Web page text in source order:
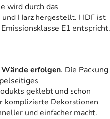
wird durch das
Harz hergestellt. HDF ist
E1 entspricht.
Wände erfolgen. Die Packung
geklebt und schon
komplizierte Dekorationen
und einfacher macht.